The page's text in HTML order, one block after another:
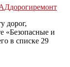
дорогиремонт
дорог,
«Безопасные и
в списке 29